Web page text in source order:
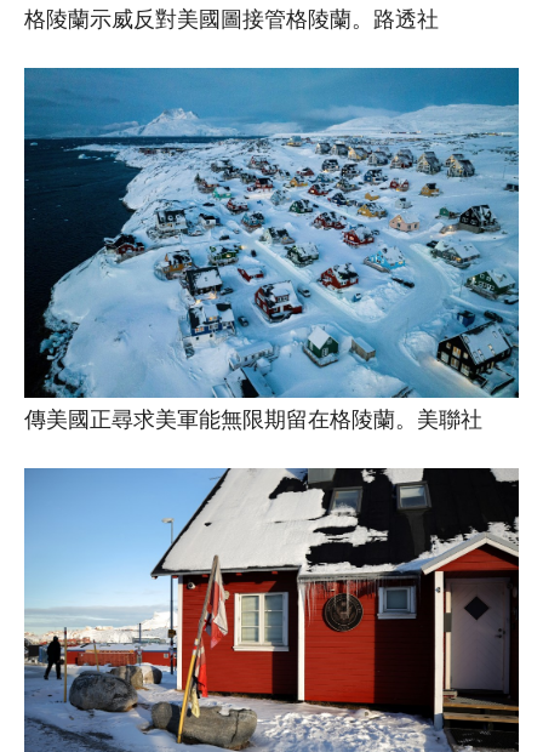
格陵蘭示威反對美國圖接管格陵蘭。路透社
傳美國正尋求美軍能無限期留在格陵蘭。美聯社